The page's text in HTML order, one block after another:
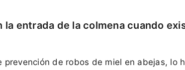
la entrada de la colmena cuando
prevención de robos de miel en abejas, lo